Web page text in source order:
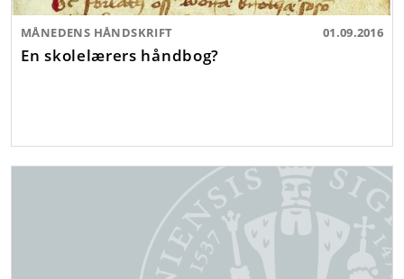
MÅNEDENS HÅNDSKRIFT 01.09.2016
En skolelærers håndbog?